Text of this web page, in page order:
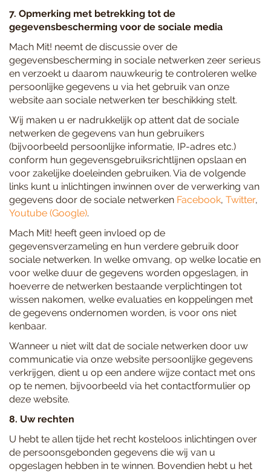
7. Opmerking met betrekking tot de
gegevensbescherming voor de sociale media
Mach Mit! neemt de discussie over de
gegevensbescherming in sociale netwerken zeer serieus
en verzoekt u daarom nauwkeurig te controleren welke
persoonlijke gegevens u via het gebruik van onze
website aan sociale netwerken ter beschikking stelt.
Wij maken u er nadrukkelijk op attent dat de sociale
netwerken de gegevens van hun gebruikers
(bijvoorbeeld persoonlijke informatie, IP-adres etc.)
conform hun gegevensgebruiksrichtlijnen opslaan en
voor zakelijke doeleinden gebruiken. Via de volgende
links kunt u inlichtingen inwinnen over de verwerking van
gegevens door de sociale netwerken Facebook, Twitter,
Youtube (Google).
Mach Mit! heeft geen invloed op de
gegevensverzameling en hun verdere gebruik door
sociale netwerken. In welke omvang, op welke locatie en
voor welke duur de gegevens worden opgeslagen, in
hoeverre de netwerken bestaande verplichtingen tot
wissen nakomen, welke evaluaties en koppelingen met
de gegevens ondernomen worden, is voor ons niet
kenbaar.
Wanneer u niet wilt dat de sociale netwerken door uw
communicatie via onze website persoonlijke gegevens
verkrijgen, dient u op een andere wijze contact met ons
op te nemen, bijvoorbeeld via het contactformulier op
deze website.
8. Uw rechten
U hebt te allen tijde het recht kosteloos inlichtingen over
de persoonsgebonden gegevens die wij van u
opgeslagen hebben in te winnen. Bovendien hebt u het